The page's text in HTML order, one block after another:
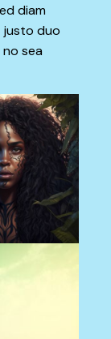
diam
justo duo
sea